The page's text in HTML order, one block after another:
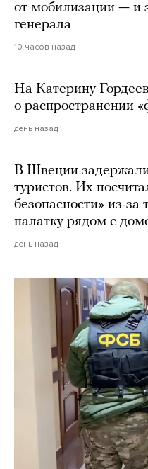
от мобилизации — и
генерала
10 часов назад
На Катерину
о распространении
день назад
В Швеции
туристов. Их
безопасности» из-за
палатку рядом с
день назад